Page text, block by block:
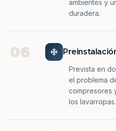
ambientes y
duradera.
06
Prevista en
el problema
compresores
los lavarropas.